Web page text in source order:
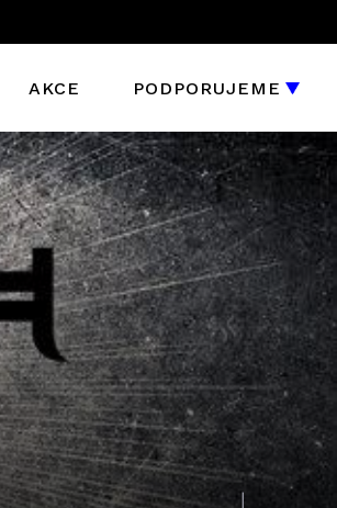
AKCE PODPORUJEME